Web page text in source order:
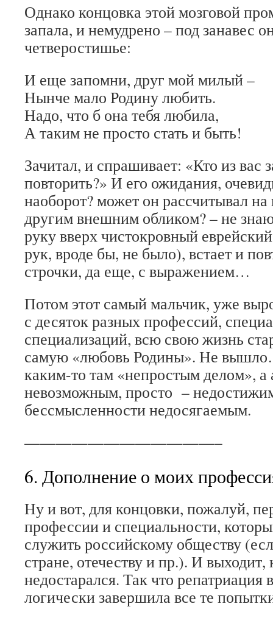
Однако концовка этой мозговой
запала, и немудрено – под занавес
четверостишье:
И еще запомни, друг мой милый –
Нынче мало Родину любить.
Надо, что б она тебя любила,
А таким не просто стать и быть!
Зачитал, и спрашивает: «Кто из вас
повторить?» И его ожидания,
наоборот? может он рассчитывал на
другим внешним обликом? – не
руку вверх чистокровный
рук, вроде бы, не было), встает и
строчки, да еще, с выражением…
Потом этот самый мальчик, уже
с десяток разных профессий,
специализаций, всю свою жизнь
самую «любовь Родины». Не
каким-то там «непростым делом», а
невозможным, просто –
бессмысленности недосягаемым.
————————————–
6. Дополнение о моих
Ну и вот, для концовки, пожалуй,
профессии и специальности,
служить российскому обществу
стране, отечеству и пр.). И выходит,
недостарался. Так что репатриация
логически завершила все те